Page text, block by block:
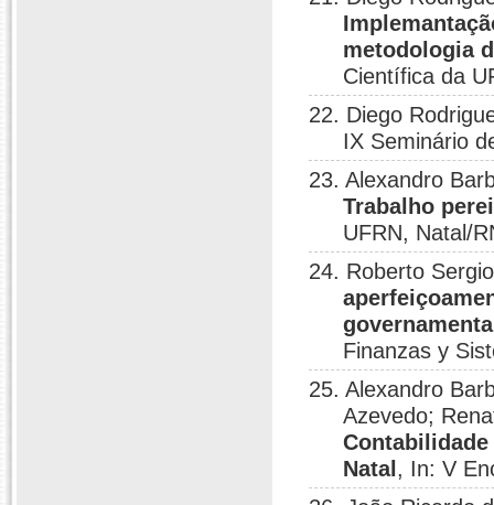
metodologia
Científica da
22. Diego
IX Seminário
23. Alexandro
Trabalho
UFRN, Natal/
24. Roberto
Finanzas y
25. Alexandro
Azevedo;
Natal , In: V